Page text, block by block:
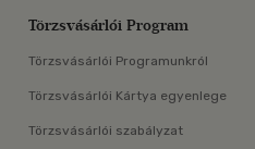
Törzsvásárlói Program
Törzsvásárlói Programunkról
Törzsvásárlói Kártya egyenlege
Törzsvásárlói szabályzat